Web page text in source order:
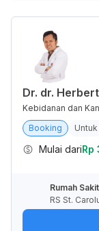
Dr. dr.
Kebidanan dan
Booking
Mulai dariRp
Rumah
RS St.
5,